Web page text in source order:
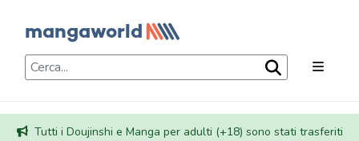
Tutti i Doujinshi e Manga per adulti (+18) sono stati trasferiti